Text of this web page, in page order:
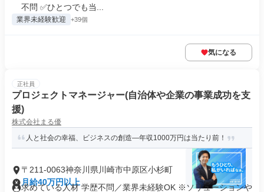
不問 ✅ひとつでも当...
業界未経験歓迎 +39個
気になる
正社員
プロジェクトマネージャー(自治体や企業の事業成功を支
援)
株式会社まる優
人と社会の幸福、ビジネスの創造―年収1000万円は当たり前！
〒211-0063神奈川県川崎市中原区小杉町
月給40万円以上
求めている人材 学歴不問／業界未経験OK ※ソリューションや